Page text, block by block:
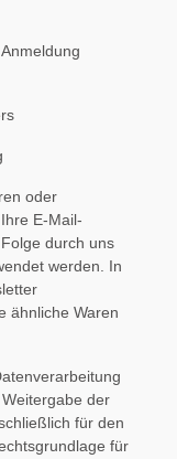
oder
E-Mail-
durch uns
werden. In
ähnliche Waren
der
für den
für